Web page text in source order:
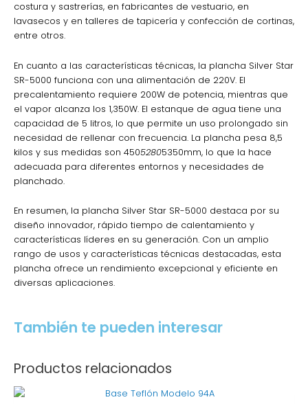
costura y sastrerías, en fabricantes de vestuario, en
lavasecos y en talleres de tapicería y confección de cortinas,
entre otros.
En cuanto a las características técnicas, la plancha Silver Star
SR-5000 funciona con una alimentación de 220V. El
precalentamiento requiere 200W de potencia, mientras que
el vapor alcanza los 1,350W. El estanque de agua tiene una
capacidad de 5 litros, lo que permite un uso prolongado sin
necesidad de rellenar con frecuencia. La plancha pesa 8,5
kilos y sus medidas son 45052805350mm, lo que la hace
adecuada para diferentes entornos y necesidades de
planchado.
En resumen, la plancha Silver Star SR-5000 destaca por su
diseño innovador, rápido tiempo de calentamiento y
características líderes en su generación. Con un amplio
rango de usos y características técnicas destacadas, esta
plancha ofrece un rendimiento excepcional y eficiente en
diversas aplicaciones.
También te pueden interesar
Productos relacionados